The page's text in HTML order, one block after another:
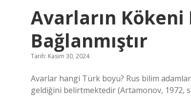
Avarların
Bağlanmıştır
Tarih: Kasım 30, 2024
Avarlar hangi Türk boyu? Rus bilim
geldiğini belirtmektedir (Artamonov, 1972, s.